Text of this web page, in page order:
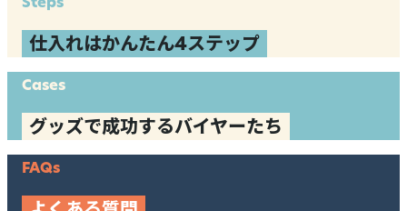
仕入れはかんたん4ステップ
Cases
グッズで成功するバイヤーたち
FAQs